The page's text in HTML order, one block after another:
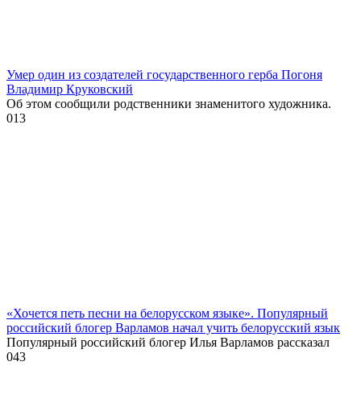
Умер один из создателей государственного герба Погоня
Владимир Круковский
Об этом сообщили родственники знаменитого художника.
013
«Хочется петь песни на белорусском языке». Популярный
российский блогер Варламов начал учить белорусский язык
Популярный российский блогер Илья Варламов рассказал
043